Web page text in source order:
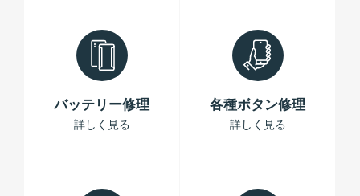
バッテリー修理
詳しく見る
各種ボタン修理
詳しく見る